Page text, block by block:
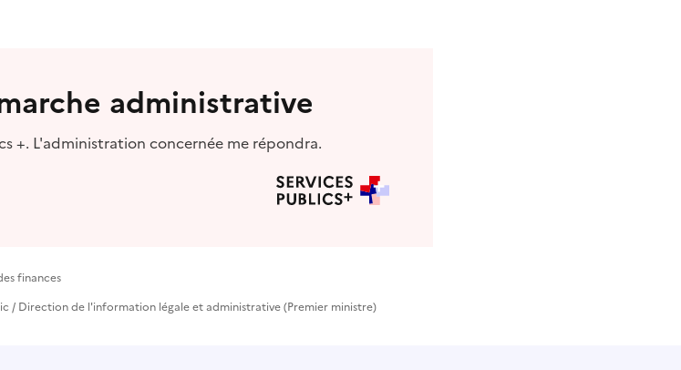
administrative
+. L'administration concernée me répondra.
finances
/ Direction de l'information légale et administrative (Premier ministre)